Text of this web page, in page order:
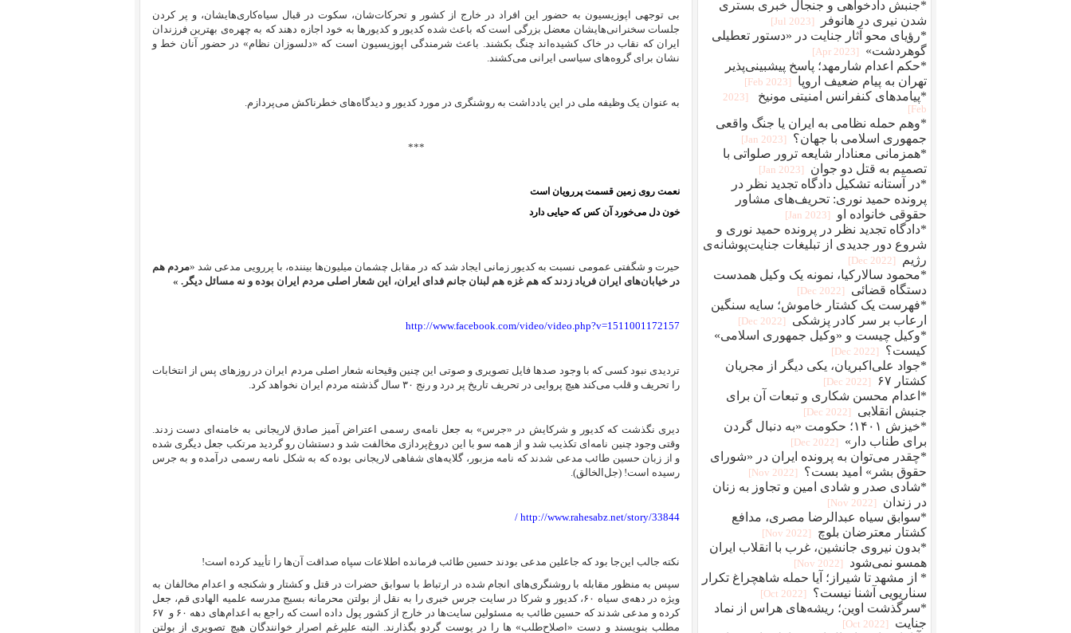
بی توجهی اپوزیسیون به حضور این افراد در خارج از کشور و تحرکات‌شان، سکوت در قبال سیاه‌کاری‌هایشان، و پر کردن
جلسات سخنرانی‌هایشان معضل بزرگی است که باعث شده کدیور و کدیورها به خود اجازه دهند که به چهره‌‌ی بهترین فرزندان
ایران که نقاب در خاک کشیده‌اند چنگ بکشند. باعث شرمندگی اپوزیسیون است که «دلسوزان نظام» در حضور آنان خط و
نشان برای گروه‌های سیاسی ایرانی می‌کشند.
به عنوان یک وظیفه ملی در این یادداشت به روشنگری در مورد کدیور و دیدگاه‌های خطرناکش می‌پردازم.
***
نعمت روی زمین قسمت پررویان است
خون دل می‌خورد آن کس که حیایی دارد
حیرت و شگفتی عمومی نسبت به کدیور زمانی ایجاد شد که در مقابل چشمان میلیون‌ها بیننده، با پررویی مدعی شد «مردم هم
در خیابان‌های ایران فریاد زدند که هم غزه هم لبنان جانم فدای ایران، این شعار اصلی مردم ایران بوده و نه مسائل دیگر. »
http://www.facebook.com/video/video.php?v=1511001172157
تردیدی نبود کسی که با وجود صدها فایل تصویری و صوتی این چنین وقیحانه شعار اصلی مردم ایران در روزهای پس از انتخابات
را تحریف و قلب می‌کند هیچ پروایی در تحریف تاریخ پر درد و رنج ۳۰ سال گذشته مردم ایران نخواهد کرد.
دیری نگذشت که کدیور و شرکایش در «جرس» به جعل نامه‌ی رسمی اعتراض آمیز صادق لاریجانی به خامنه‌ای دست زدند.
وقتی وجود چنین نامه‌ای تکذیب شد و از همه سو با این دروغ‌پردازی مخالفت شد و دستشان رو گردید مرتکب جعل دیگری شده
و از زبان حسین طائب مدعی شدند که نامه مزبور، گلایه‌های شفاهی لاریجانی بوده که به شکل نامه رسمی درآمده و به جرس
رسیده است! (جل‌الخالق).
http://www.rahesabz.net/story/33844
/
نکته جالب این‌جا بود که جاعلین مدعی بودند حسین طائب فرمانده اطلاعات سپاه صداقت‌ آن‌ها را تأیید کرده است!
سپس به منظور مقابله با روشنگری‌های انجام شده در ارتباط با سوابق حضرات در قتل و کشتار و شکنجه و اعدام مخالفان به
ویژه در دهه‌ی سیاه ۶۰، کدیور و شرکا در سایت جرس خبری را به
نقل از بولتن محرمانه بسیج مدرسه علمیه الهادی قم، جعل
کرده و مدعی شدند که حسین طائب به مسئولین سایت‌ها در خارج از کشور پول داده‌ است که راجع به اعدام‌های دهه‌ ۶۰ و
۶۷
مطلب بنویسند و دست «اصلاح‌طلب» ها را در پوست گردو بگذارند. البته علیرغم اصرار خوانندگان هیچ تصویری از بولتن
*جنبش دادخواهی و جنجال خبری بستری
شدن نیری در هانوفر
[2023 Jul]
*رؤیای محو آثار جنایت در «دستور تعطیلی
گوهردشت»
[2023 Apr]
*حکم اعدام شارمهد؛ پاسخ پیشبینی‌پذیر
تهران به پیام ضعیف اروپا
[2023 Feb]
*پیامدهای کنفرانس امنیتی مونیخ
[2023
Feb]
*وهم حمله نظامی به ایران یا جنگ واقعی
جمهوری اسلامی با جهان؟
[2023 Jan]
*همزمانی معنادار شایعه ترور صلواتی با
تصمیم به قتل دو جوان
[2023 Jan]
*در آستانه تشکیل دادگاه تجدید نظر در
پرونده حمید نوری: تحریف‌های مشاور
حقوقی خانواده او
[2023 Jan]
*دادگاه تجدید نظر در پرونده حمید نوری و
شروع دور جدیدی از تبلیغات جنایت‌پوشانه‌ی
رژیم
[2022 Dec]
*محمود سالارکیا، نمونه یک وکیل همدست
دستگاه قضائی
[2022 Dec]
*فهرست یک کشتار خاموش؛ سایه سنگین
ارعاب بر سر کادر پزشکی
[2022 Dec]
*وکیل چیست و «وکیل جمهوری اسلامی»
کیست؟
[2022 Dec]
*جواد علی‌اکبریان، یکی دیگر از مجریان
کشتار ۶۷
[2022 Dec]
*اعدام محسن شکاری و تبعات آن برای
جنبش انقلابی
[2022 Dec]
*خیزش ۱۴۰۱؛ حکومت «به دنبال گردن
برای طناب دار»
[2022 Dec]
*چقدر می‌توان به پرونده ایران در «شورای
حقوق بشر» امید بست؟
[2022 Nov]
*شادی صدر و شادی امین و تجاوز به زنان
در زندان
[2022 Nov]
*سوابق سیاه عبدالرضا مصری، مدافع
کشتار معترضان بلوچ
[2022 Nov]
*بدون نیروی جانشین، غرب با انقلاب ایران
همسو نمی‌شود
[2022 Nov]
* از مشهد تا شیراز؛ آیا حمله شاهچراغ تکرار
سناریویی آشنا نیست؟
[2022 Oct]
*سرگذشت اوین؛ ریشه‌های هراس از نماد
جنایت
[2022 Oct]